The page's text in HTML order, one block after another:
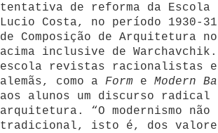
tentativa de reforma da Escola
Lucio Costa, no período 1930-
de Composição de Arquitetura
acima inclusive de
escola revistas racionalistas
alemãs, como a Form e Modern
aos alunos um discurso radical
arquitetura. “O modernismo não
tradicional, isto é, dos